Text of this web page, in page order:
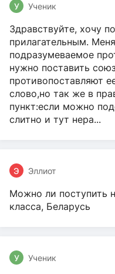
У Ученик
Здравствуйте, хочу
прилагательным.
подразумеваемое
нужно поставить
противопоставляют
слово,но так же в
пункт:если можно
слитно и тут нера...
Э Эллиот
Можно ли поступить
класса, Беларусь
У Ученик